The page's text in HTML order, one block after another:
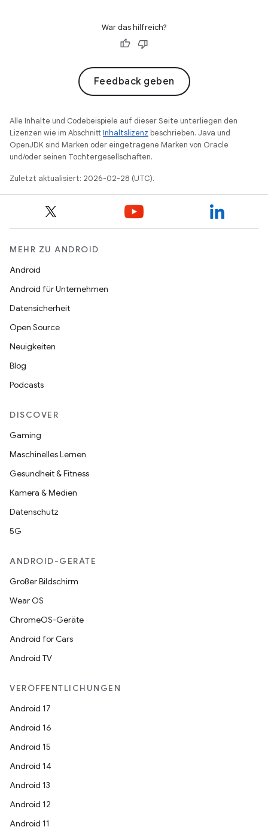
War das hilfreich?
Feedback geben
Alle Inhalte und Codebeispiele auf dieser Seite unterliegen den
Lizenzen wie im AbschnittInhaltslizenz beschrieben. Java und
OpenJDK sind Marken oder eingetragene Marken von Oracle
und/oder seinen Tochtergesellschaften.
Zuletzt aktualisiert: 2026-02-28 (UTC).
MEHR ZU ANDROID
Android
Android für Unternehmen
Datensicherheit
Open Source
Neuigkeiten
Blog
Podcasts
DISCOVER
Gaming
Maschinelles Lernen
Gesundheit & Fitness
Kamera & Medien
Datenschutz
5G
ANDROID-GERÄTE
Großer Bildschirm
Wear OS
ChromeOS-Geräte
Android for Cars
Android TV
VERÖFFENTLICHUNGEN
Android 17
Android 16
Android 15
Android 14
Android 13
Android 12
Android 11